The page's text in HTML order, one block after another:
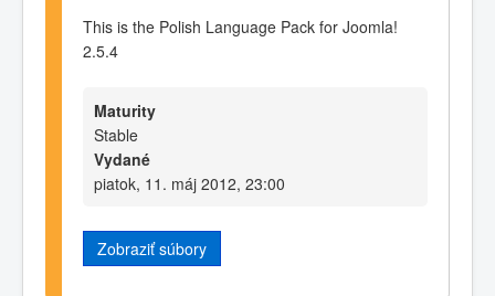
This is the Polish Language Pack for Joomla!
2.5.4
Maturity
Stable
Vydané
piatok, 11. máj 2012, 23:00
Zobraziť súbory